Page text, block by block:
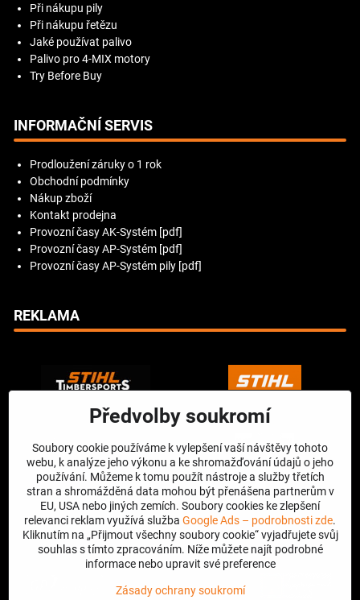
Při nákupu pily
Při nákupu řetězu
Jaké používat palivo
Palivo pro 4-MIX motory
Try Before Buy
INFORMAČNÍ SERVIS
Prodloužení záruky o 1 rok
Obchodní podmínky
Nákup zboží
Kontakt prodejna
Provozní časy AK-Systém [pdf]
Provozní časy AP-Systém [pdf]
Provozní časy AP-Systém pily [pdf]
REKLAMA
Předvolby soukromí
Soubory cookie používáme k vylepšení vaší návštěvy tohoto
webu, k analýze jeho výkonu a ke shromažďování údajů o jeho
používání. Můžeme k tomu použít nástroje a služby třetích
stran a shromážděná data mohou být přenášena partnerům v
EU, USA nebo jiných zemích. Soubory cookies ke zlepšení
relevanci reklam využívá služba Google Ads – podrobnosti zde.
Kliknutím na „Přijmout všechny soubory cookie“ vyjadřujete svůj
souhlas s tímto zpracováním. Níže můžete najít podrobné
informace nebo upravit své preference
Zásady ochrany soukromí